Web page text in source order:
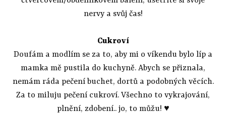
nervy a svůj čas!
Cukroví
Doufám a modlím se za to, aby mi o víkendu bylo líp a
mamka mě pustila do kuchyně. Abych se přiznala,
nemám ráda pečení buchet, dortů a podobných věcích.
Za to miluju pečení cukroví. Všechno to vykrajování,
plnění, zdobení.. jo, to můžu! ♥